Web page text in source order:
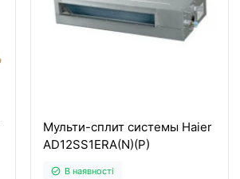
Мульти-сплит системы Haier
AD12SS1ERA(N)(P)
В наявності